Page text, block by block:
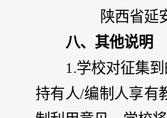
陕西省延
八、其他说明
1.学校对征集
持有人/编制人享有